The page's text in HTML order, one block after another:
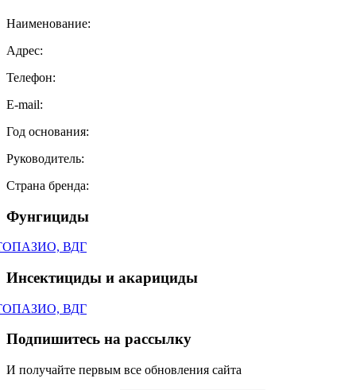
Наименование:
Адрес:
Телефон:
E-mail:
Год основания:
Руководитель:
Страна бренда:
Фунгициды
ВДГ
Инсектициды и акарициды
ВДГ
Подпишитесь на рассылку
И получайте первым все обновления сайта